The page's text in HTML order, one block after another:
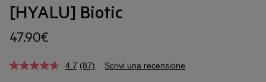
[HYALU] Biotic
47.90€
4.7 (87) Scrivi una recensione